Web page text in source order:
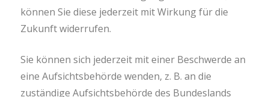
können Sie diese jederzeit mit Wirkung für die
Zukunft widerrufen.
Sie können sich jederzeit mit einer Beschwerde an
eine Aufsichtsbehörde wenden, z. B. an die
zuständige Aufsichtsbehörde des Bundeslands